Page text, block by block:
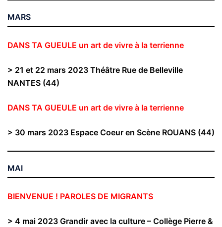
MARS
DANS TA GUEULE un art de vivre à la terrienne
> 21 et 22 mars 2023 Théâtre Rue de Belleville
NANTES (44)
DANS TA GUEULE un art de vivre à la terrienne
> 30 mars 2023 Espace Coeur en Scène ROUANS (44)
MAI
BIENVENUE ! PAROLES DE MIGRANTS
> 4 mai 2023 Grandir avec la culture – Collège Pierre &